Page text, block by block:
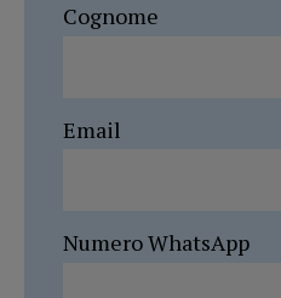
Cognome
Email
Numero WhatsApp